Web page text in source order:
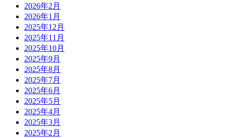
2026年2月
2026年1月
2025年12月
2025年11月
2025年10月
2025年9月
2025年8月
2025年7月
2025年6月
2025年5月
2025年4月
2025年3月
2025年2月